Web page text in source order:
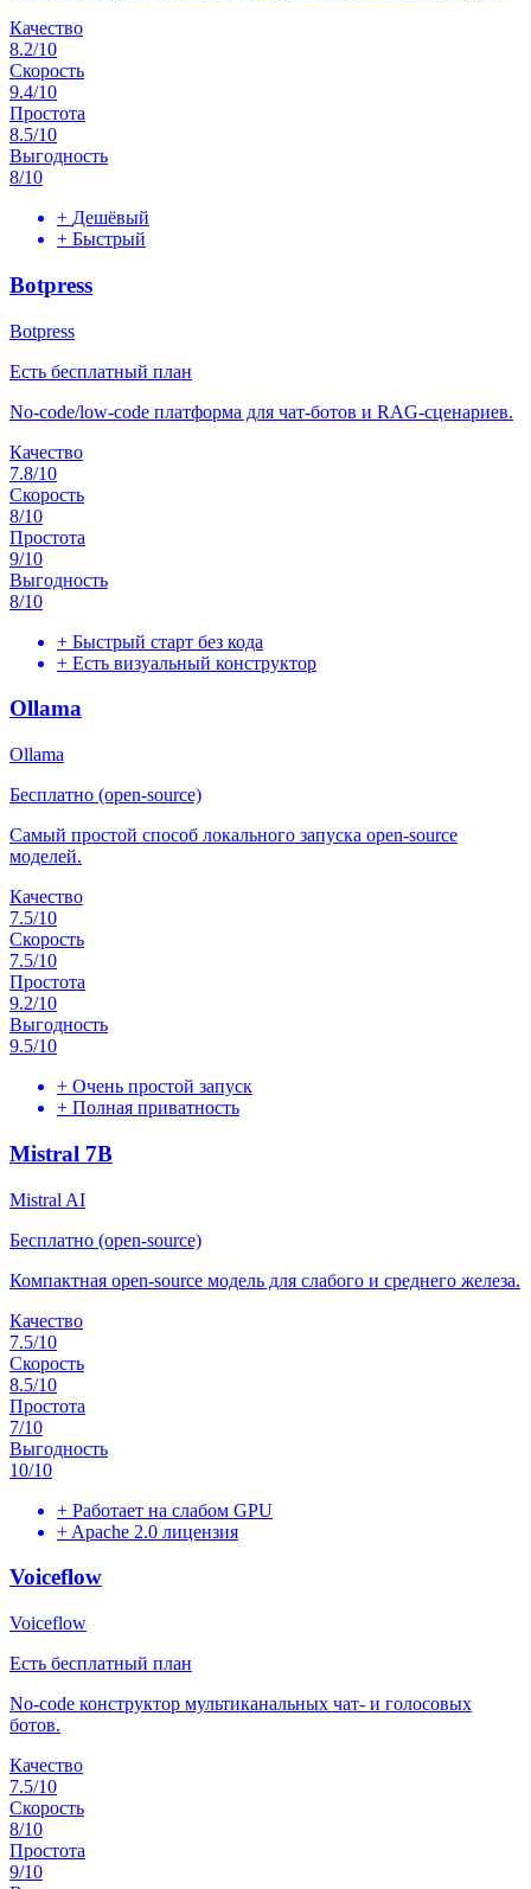
Качество
8.2/10
Скорость
9.4/10
Простота
8.5/10
Выгодность
8/10
+ Дешёвый
+ Быстрый
Botpress
Botpress
Есть бесплатный план
No-code/low-code платформа для чат-ботов и RAG-сценариев.
Качество
7.8/10
Скорость
8/10
Простота
9/10
Выгодность
8/10
+ Быстрый старт без кода
+ Есть визуальный конструктор
Ollama
Ollama
Бесплатно (open-source)
Самый простой способ локального запуска open-source
моделей.
Качество
7.5/10
Скорость
7.5/10
Простота
9.2/10
Выгодность
9.5/10
+ Очень простой запуск
+ Полная приватность
Mistral 7B
Mistral AI
Бесплатно (open-source)
Компактная open-source модель для слабого и среднего железа.
Качество
7.5/10
Скорость
8.5/10
Простота
7/10
Выгодность
10/10
+ Работает на слабом GPU
+ Apache 2.0 лицензия
Voiceflow
Voiceflow
Есть бесплатный план
No-code конструктор мультиканальных чат- и голосовых
ботов.
Качество
7.5/10
Скорость
8/10
Простота
9/10